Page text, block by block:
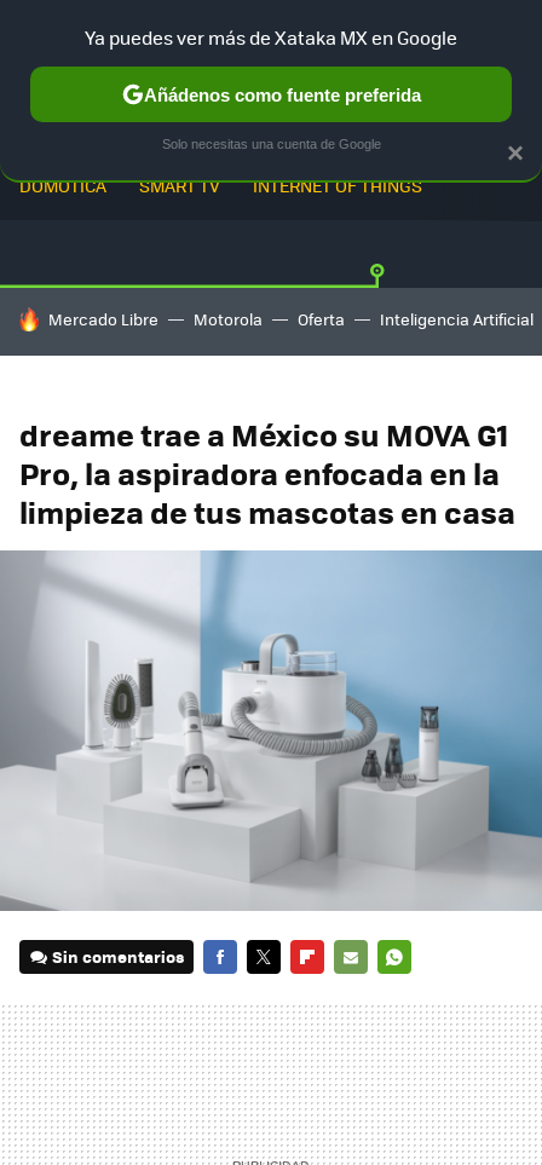
DOMÓTICA SMART TV INTERNET OF THINGS
HOY SE HABLA DE
Mercado Libre Motorola Oferta Inteligencia Artificial
dreame trae a México su MOVA G1
Pro, la aspiradora enfocada en la
limpieza de tus mascotas en casa
Sin comentarios
MAIL
×
Ya puedes ver más de Xataka MX en Google
Añádenos como fuente preferida
Solo necesitas una cuenta de Google